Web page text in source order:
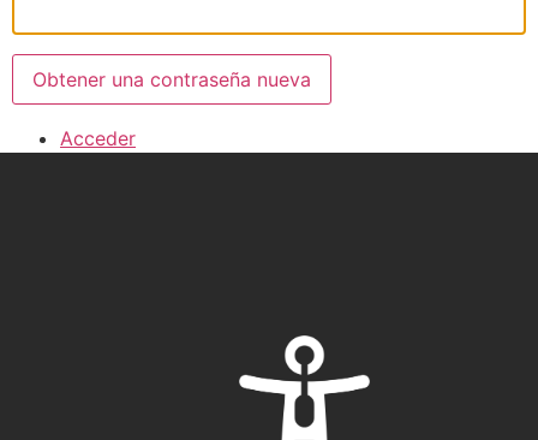
Obtener una contraseña nueva
Acceder